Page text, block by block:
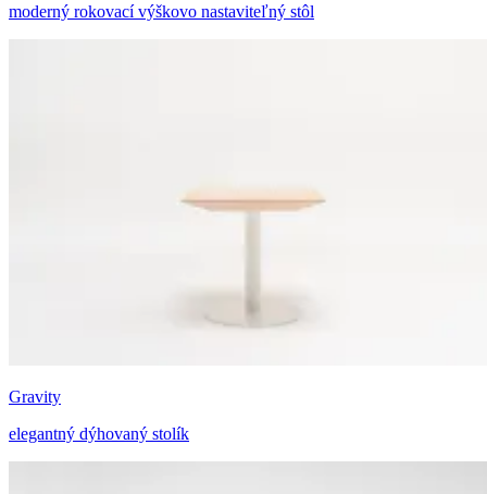
moderný rokovací výškovo nastaviteľný stôl
Gravity
elegantný dýhovaný stolík